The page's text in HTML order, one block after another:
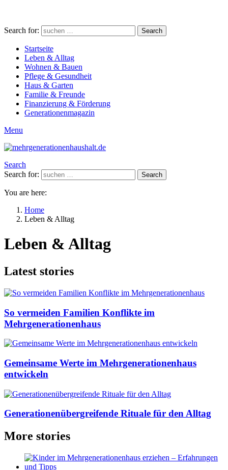
Search for: Search
Startseite
Leben & Alltag
Wohnen & Bauen
Pflege & Gesundheit
Haus & Garten
Familie & Freunde
Finanzierung & Förderung
Generationenmagazin
Menu
Search
Search for:
Search
You are here:
Home
Leben & Alltag
Leben & Alltag
Latest stories
So vermeiden Familien Konflikte im
Mehrgenerationenhaus
Gemeinsame Werte im Mehrgenerationenhaus
entwickeln
Generationenübergreifende Rituale für den Alltag
More stories